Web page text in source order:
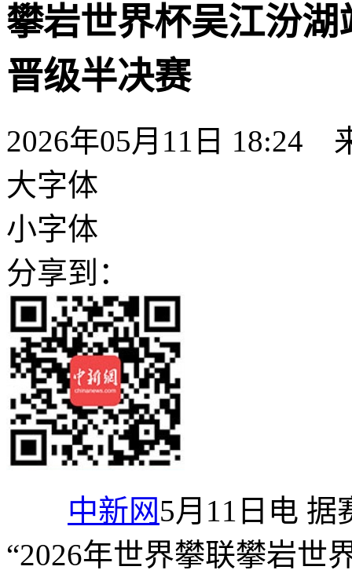
攀岩世界杯吴江汾
晋级半决赛
2026年05月11日 18:24
大字体
小字体
分享到：
中新网5月11日电 据
“2026年世界攀联攀岩世